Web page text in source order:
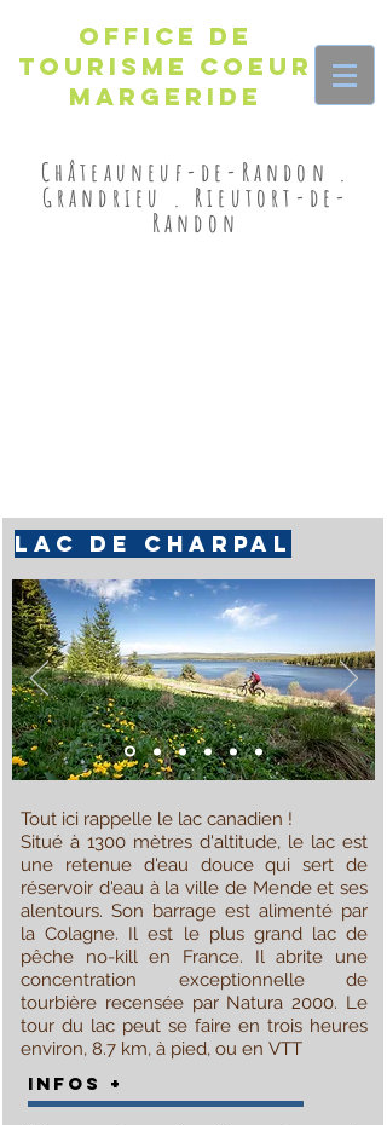
Office de
Tourisme Coeur
Margeride
Châteauneuf-de-Randon .
Grandrieu . Rieutort-de-
Randon
lac de charpal
Tout ici rappelle le lac canadien !
Situé à 1300 mètres d'altitude, le lac est
une retenue d'eau douce qui sert de
réservoir d'eau à la ville de Mende et ses
alentours. Son barrage est alimenté par
la Colagne. Il est le plus grand lac de
pêche no-kill en France. Il abrite une
concentration exceptionnelle de
tourbière recensée par Natura 2000. Le
tour du lac peut se faire en trois heures
environ, 8.7 km, à pied, ou en VTT
INFOS +